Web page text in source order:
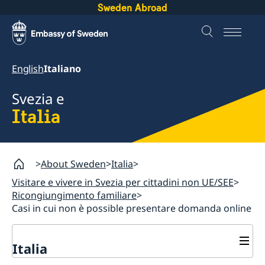
Sweden Abroad
EnglishItaliano
Svezia e
Italia
About Sweden Italia
Visitare e vivere in Svezia per cittadini non UE/SEE
Ricongiungimento familiare
Casi in cui non è possible presentare domanda online
Italia